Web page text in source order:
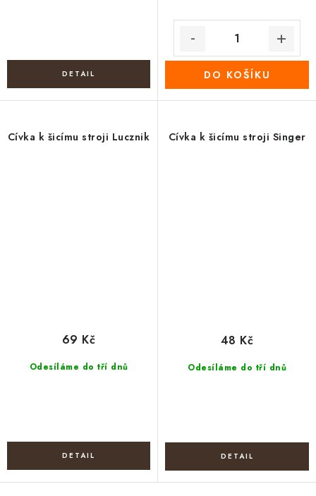
DO KOŠÍKU
Cívka k šicímu stroji Lucznik
Odesíláme do tří dnů
69 Kč
Cívka k šicímu stroji Singer
Odesíláme do tří dnů
48 Kč